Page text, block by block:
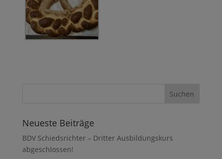
Neueste Beiträge
BDV Schiedsrichter – Dritter Ausbildungskurs
abgeschlossen!